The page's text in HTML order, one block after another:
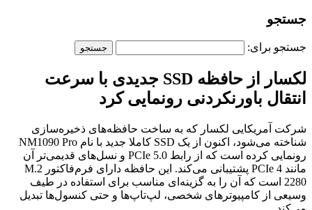
جستجو
جستجو برای:
لکسار از حافظه SSD جدیدی با سرعت
انتقال باورنکردنی رونمایی کرد
شرکت آمریکایی لکسار که به ساخت حافظه‌های ذخیره‌سازی
شناخته می‌شود، اکنون از یک SSD کاملا جدید با نام NM1090 Pro
رونمایی کرده است که از رابط PCIe 5.0 و نسل‌های قدیمی‌تر آن
مانند PCIe 4 پشتیبانی می‌کند. این حافظه دارای فرم‌فاکتور M.2
2280 است که آن را به گزینه‌ای مناسب برای استفاده در طیف
وسیعی از کامپیوترهای شخصی، لپ‌تاپ‌ها و حتی کنسول‌ها تبدیل